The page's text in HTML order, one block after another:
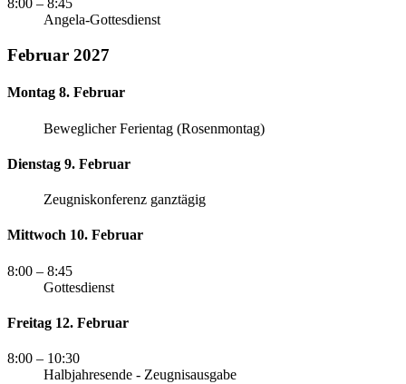
8:00 – 8:45
Angela-Gottesdienst
Februar 2027
Montag 8. Februar
Beweglicher Ferientag (Rosenmontag)
Dienstag 9. Februar
Zeugniskonferenz ganztägig
Mittwoch 10. Februar
8:00 – 8:45
Gottesdienst
Freitag 12. Februar
8:00 – 10:30
Halbjahresende - Zeugnisausgabe